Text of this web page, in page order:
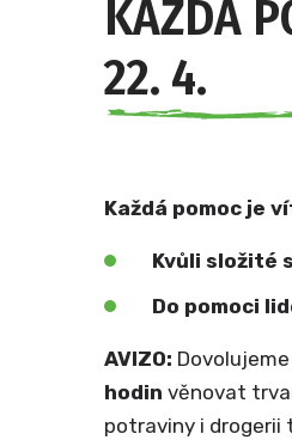
KAŽDÁ
22. 4.
Každá pomoc je
Kvůli složité
Do pomoci
AVIZO:
hodin věnovat
potraviny i drogerii